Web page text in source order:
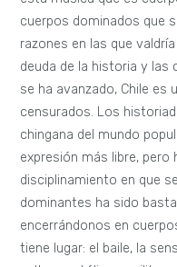
cuerpos dominados que
razones en las que
deuda de la historia y las
se ha avanzado, Chile es
censurados. Los
chingana del mundo
expresión más libre, pero
disciplinamiento en que
dominantes ha sido
encerrándonos en
tiene lugar: el baile, la